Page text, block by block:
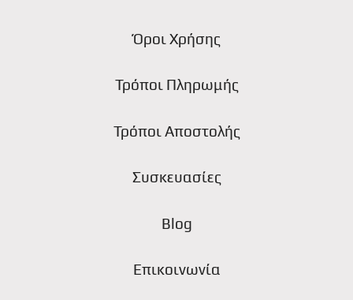
Όροι Χρήσης
Τρόποι Πληρωμής
Τρόποι Αποστολής
Συσκευασίες
Blog
Επικοινωνία